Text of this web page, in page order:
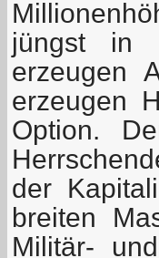
jüngst in
erzeugen
erzeugen
Option.
der
breiten
Militär-